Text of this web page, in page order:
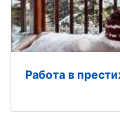
Работа в